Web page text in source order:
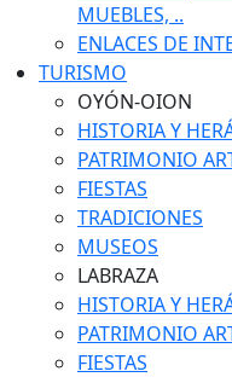
MUEBLES, ..
ENLACES DE
TURISMO
OYÓN-OION
HISTORIA Y
PATRIMONIO
FIESTAS
TRADICIONES
MUSEOS
LABRAZA
HISTORIA Y
PATRIMONIO
FIESTAS